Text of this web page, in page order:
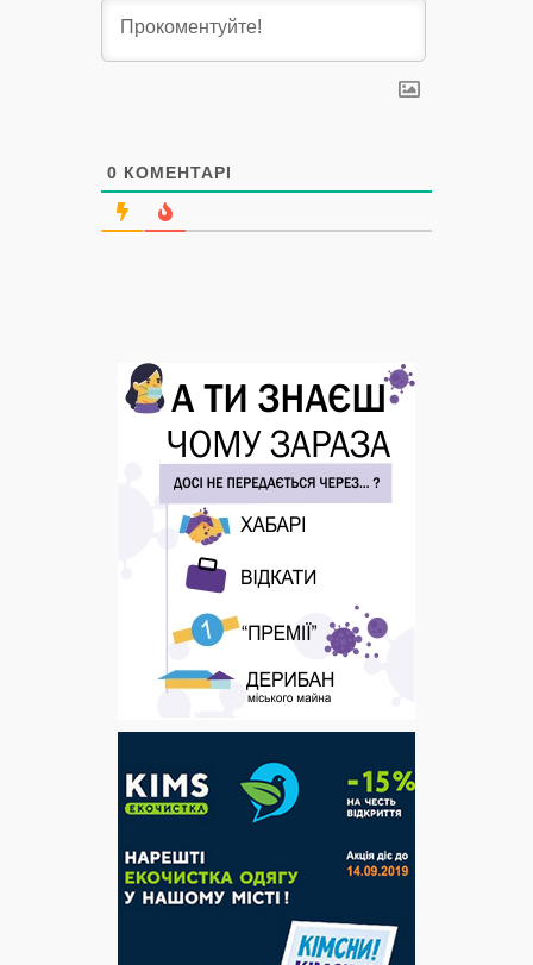
0 КОМЕНТАРІ